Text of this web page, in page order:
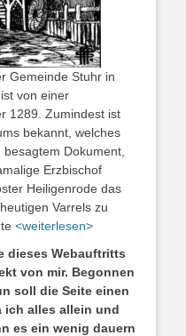
Gemeinde Stuhr in
von einer
1289. Zumindest ist
bekannt, welches
Dokument,
Erzbischof
Heiligenrode das
Varrels zu
<weiterlesen>
dieses Webauftritts
von mir. Begonnen
soll die Seite einen
ich alles allein und
es ein wenig dauern